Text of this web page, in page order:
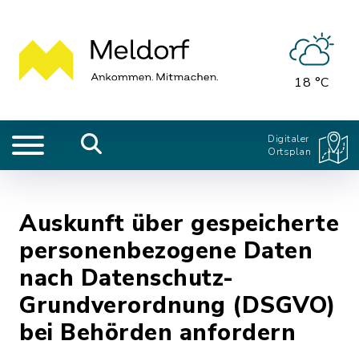
18 °C
Digitaler
Ortsplan
Auskunft über gespeicherte
personenbezogene Daten
nach Datenschutz-
Grundverordnung (DSGVO)
bei Behörden anfordern